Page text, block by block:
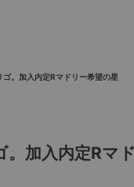
ゴ。加入内定Rマドリー希望の星
加入内定Rマ